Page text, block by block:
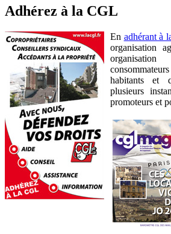
Adhérez à la CGL
En adhérant à
organisation
habitants et
plusieurs
promoteurs et